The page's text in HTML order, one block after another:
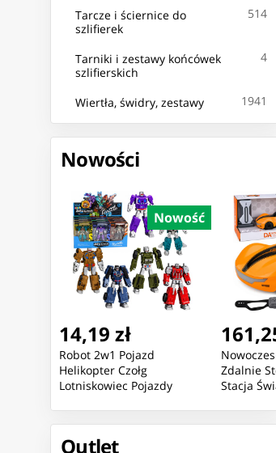
Tarcze i ściernice do
szlifierek
514
Tarniki i zestawy końcówek
szlifierskich
4
Wiertła, świdry, zestawy 1941
Nowości
Nowość
14,19 zł
Robot 2w1 Pojazd
Helikopter Czołg
Lotniskowiec Pojazdy
161,25
Zdalnie
Stacja
Outlet